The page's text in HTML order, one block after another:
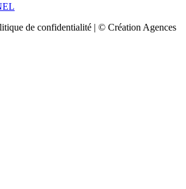
de confidentialité | © Création Agences